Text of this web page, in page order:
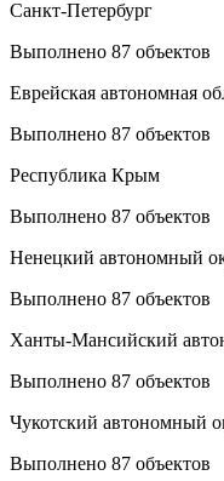
Санкт-Петербург
Выполнено 87 объектов
Еврейская автономная
Выполнено 87 объектов
Республика Крым
Выполнено 87 объектов
Ненецкий автономный
Выполнено 87 объектов
Ханты-Мансийский
Выполнено 87 объектов
Чукотский автономный
Выполнено 87 объектов